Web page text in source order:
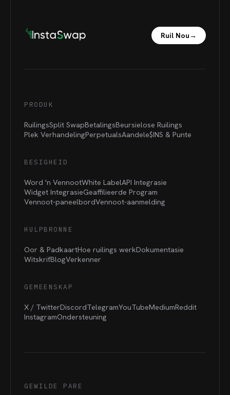
Ruil Nou→
PRODUK
RuilingsSplit SwapBetalingsBeursielose Ruilings
Plek VerhandelingPerpetualsAandele$INS & Punte
BESIGHEID
Word 'n VennootWhite LabelAPI Integrasie
Widget IntegrasieGeaffilieerde Program
Vennoot-paneelbordVennoot-aanmelding
HULPBRONNE
Oor & PadkaartHoe ruilings werkDokumentasie
WitskrifBlogVerkenner
GEMEENSKAP
X / TwitterDiscordTelegramYouTubeMediumReddit
InstagramOndersteuning
GEWILDE PARE